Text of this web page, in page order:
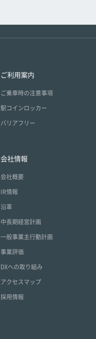
ご利用案内
ご乗車時の注意事項
駅コインロッカー
バリアフリー
会社情報
会社概要
IR情報
沿革
中長期経営計画
一般事業主行動計画
事業評価
DXへの取り組み
アクセスマップ
採用情報